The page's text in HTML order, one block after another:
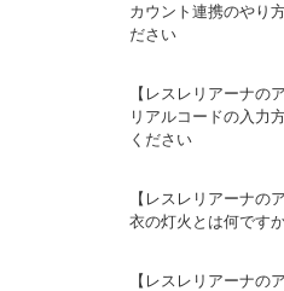
カウント連携のやり
ださい
【レスレリアーナの
リアルコードの入力
ください
【レスレリアーナの
衣の灯火とは何です
【レスレリアーナの